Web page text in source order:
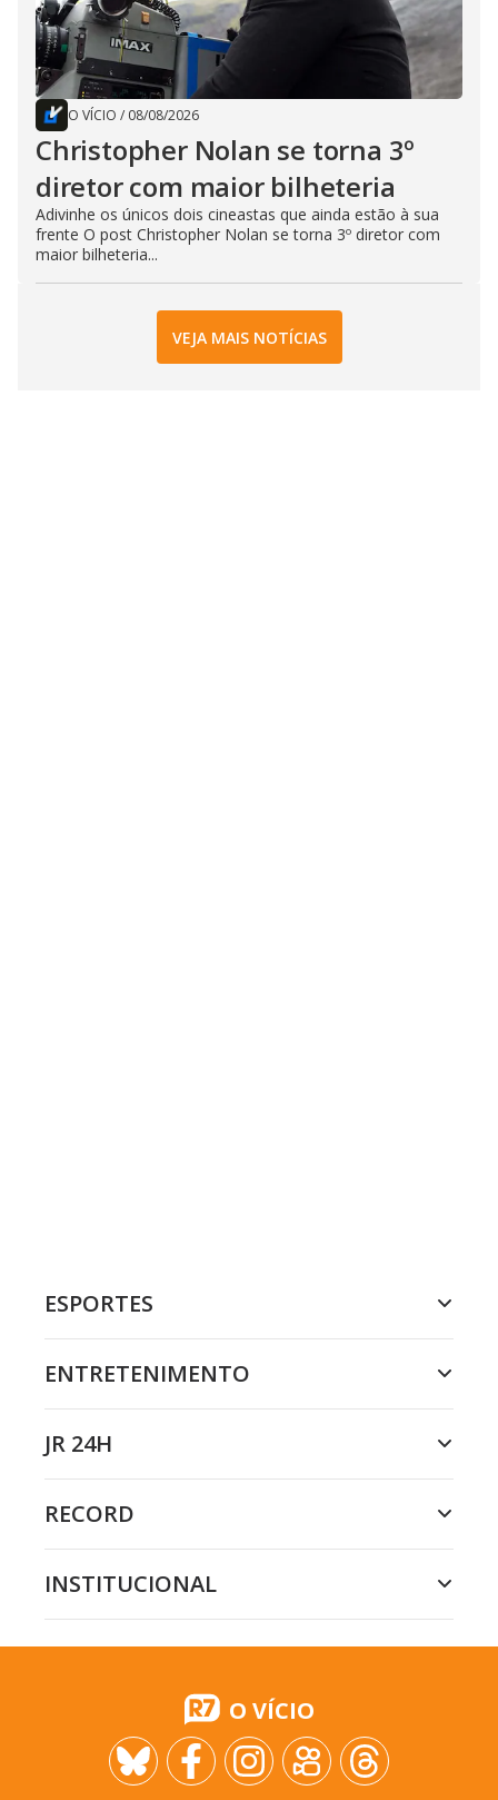
O VÍCIO / 08/08/2026
Christopher Nolan se torna 3º
diretor com maior bilheteria
Adivinhe os únicos dois cineastas que ainda estão à sua
frente O post Christopher Nolan se torna 3º diretor com
maior bilheteria...
VEJA MAIS NOTÍCIAS
ESPORTES
ENTRETENIMENTO
JR 24H
RECORD
INSTITUCIONAL
O VÍCIO